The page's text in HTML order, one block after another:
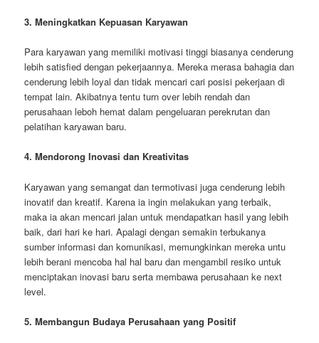
3. Meningkatkan Kepuasan Karyawan
Para karyawan yang memiliki motivasi tinggi biasanya cenderung
lebih satisfied dengan pekerjaannya. Mereka merasa bahagia dan
cenderung lebih loyal dan tidak mencari cari posisi pekerjaan di
tempat lain. Akibatnya tentu turn over lebih rendah dan
perusahaan leboh hemat dalam pengeluaran perekrutan dan
pelatihan karyawan baru.
4. Mendorong Inovasi dan Kreativitas
Karyawan yang semangat dan termotivasi juga cenderung lebih
inovatif dan kreatif. Karena ia ingin melakukan yang terbaik,
maka ia akan mencari jalan untuk mendapatkan hasil yang lebih
baik, dari hari ke hari. Apalagi dengan semakin terbukanya
sumber informasi dan komunikasi, memungkinkan mereka untu
lebih berani mencoba hal hal baru dan mengambil resiko untuk
menciptakan inovasi baru serta membawa perusahaan ke next
level.
5. Membangun Budaya Perusahaan yang Positif